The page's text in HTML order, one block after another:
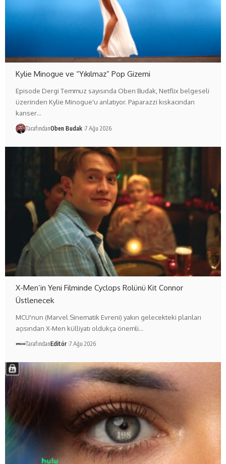
Kylie Minogue ve “Yıkılmaz” Pop Gizemi
Episode Dergi Temmuz sayısında Oben Budak, Netflix belgeseli
üzerinden Kylie Minogue'u anlatıyor. Paparazzi kıskacından
kanser…
TarafındanOben Budak 7 Ağu 2026
X-Men’in Yeni Filminde Cyclops Rolünü Kit Connor
Üstlenecek
MCU'nun (Marvel Sinematik Evreni) yakın gelecekteki planları
açısından X-Men külliyatı oldukça önemli…
TarafındanEditör 7 Ağu 2026